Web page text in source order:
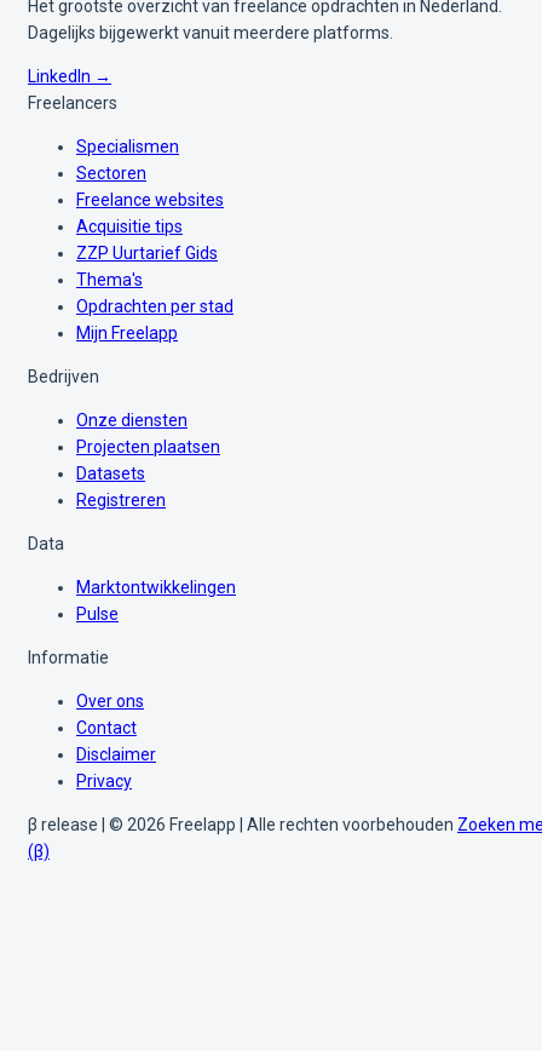
Het grootste overzicht van freelance opdrachten in Nederland.
Dagelijks bijgewerkt vanuit meerdere platforms.
LinkedIn →
Freelancers
Specialismen
Sectoren
Freelance websites
Acquisitie tips
ZZP Uurtarief Gids
Thema's
Opdrachten per stad
Mijn Freelapp
Bedrijven
Onze diensten
Projecten plaatsen
Datasets
Registreren
Data
Marktontwikkelingen
Pulse
Informatie
Over ons
Contact
Disclaimer
Privacy
β release | © 2026 Freelapp | Alle rechten voorbehouden Zoeken
(β)